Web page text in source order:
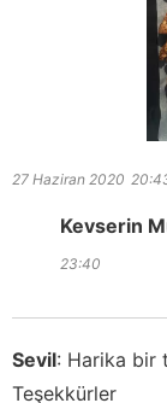
27 Haziran 2020
Kevserin
23:40
Sevil: Harika bir
Teşekkürler